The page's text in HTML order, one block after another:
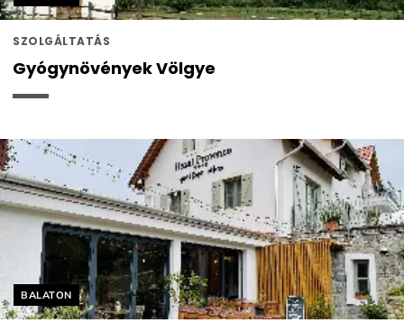
SZOLGÁLTATÁS
Gyógynövények Völgye
Helyszín címkék:
BALATON